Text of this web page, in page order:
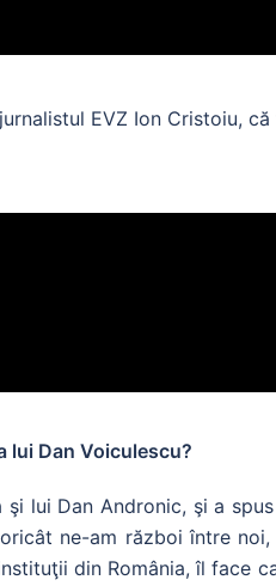
EVZ Ion Cristoiu,
lui Dan Voiculescu?
lui Dan Andronic, şi a
ne-am război între
din România, îl face